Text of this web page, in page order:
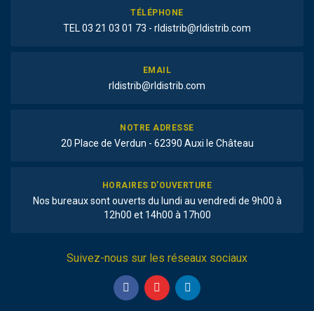
TÉLÉPHONE
TEL 03 21 03 01 73 - rldistrib@rldistrib.com
EMAIL
rldistrib@rldistrib.com
NOTRE ADRESSE
20 Place de Verdun - 62390 Auxi le Château
HORAIRES D'OUVERTURE
Nos bureaux sont ouverts du lundi au vendredi de 9h00 à
12h00 et 14h00 à 17h00
Suivez-nous sur les réseaux sociaux